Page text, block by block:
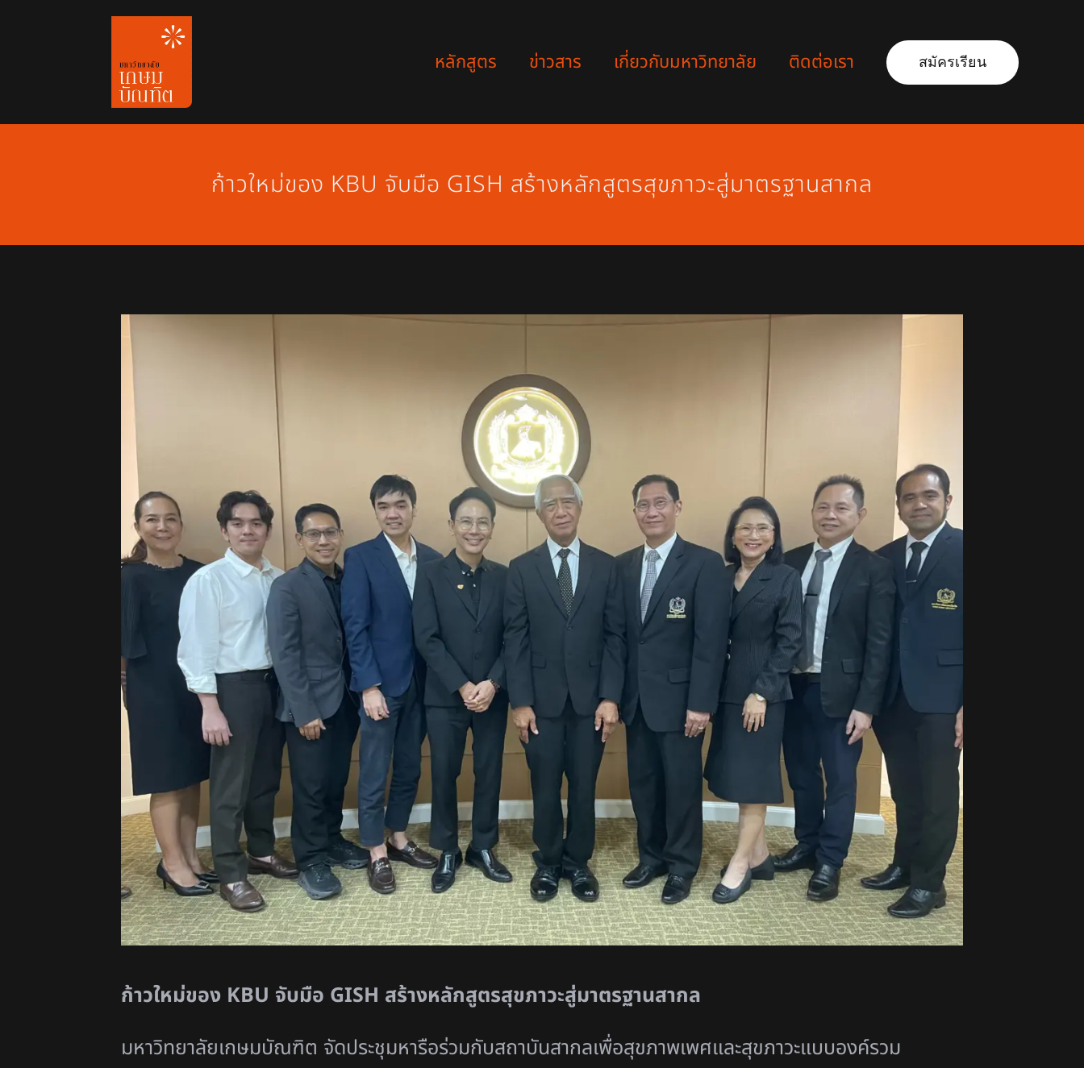
หลักสูตร ข่าวสาร เกี่ยวกับมหาวิทยาลัย ติดต่อเรา สมัครเรียน
ก้าวใหม่ของ KBU จับมือ GISH สร้างหลักสูตรสุขภาวะสู่มาตรฐานสากล
ก้าวใหม่ของ KBU จับมือ GISH สร้างหลักสูตรสุขภาวะสู่มาตรฐานสากล
มหาวิทยาลัยเกษมบัณฑิต จัดประชุมหารือร่วมกับสถาบันสากลเพื่อสุขภาพเพศและสุขภาวะแบบองค์รวม